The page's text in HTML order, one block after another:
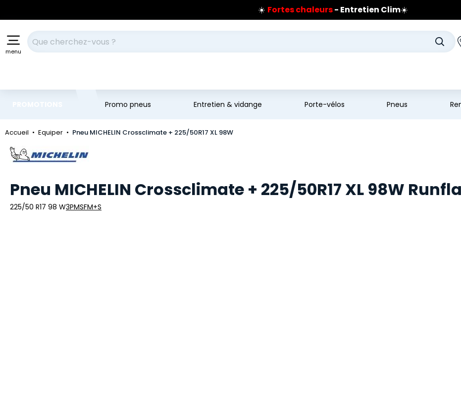
☀️ Fortes chaleurs- Entretien Clim☀️
Prix coûtant pneus Bridgestone
🔥Extincteur :réflexe sécurité🔥
sur les pneus Bridgestone
menu
Votre recherche
Promo pneus Entretien & vidange Porte-vélos Pneus
Accueil Equiper Pneu MICHELIN Crossclimate + 225/50R17 XL 98W
Marque
Pneu MICHELIN Crossclimate + 225/50R17 XL 98W
225/50 R17 98 W3PMSFM+S